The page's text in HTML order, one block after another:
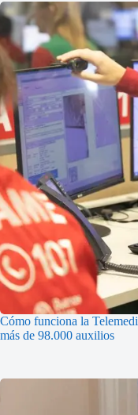
Cómo funciona la
más de 98.000 auxilios